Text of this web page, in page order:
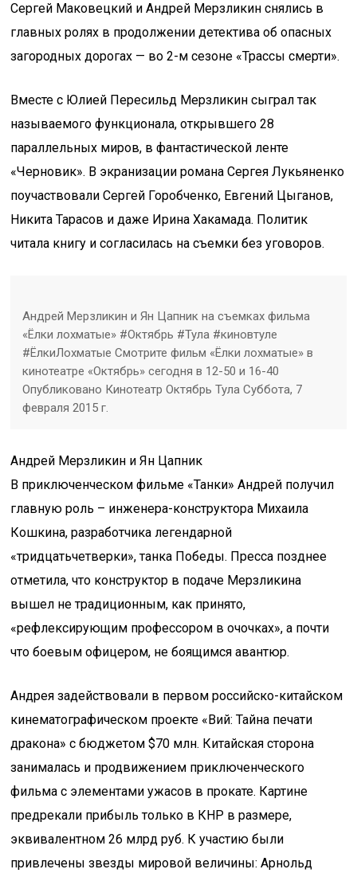
Сергей Маковецкий и Андрей Мерзликин снялись в
главных ролях в продолжении детектива об опасных
загородных дорогах — во 2-м сезоне «Трассы смерти».
Вместе с Юлией Пересильд Мерзликин сыграл так
называемого функционала, открывшего 28
параллельных миров, в фантастической ленте
«Черновик». В экранизации романа Сергея Лукьяненко
поучаствовали Сергей Горобченко, Евгений Цыганов,
Никита Тарасов и даже Ирина Хакамада. Политик
читала книгу и согласилась на съемки без уговоров.
Андрей Мерзликин и Ян Цапник на съемках фильма
«Ёлки лохматые» #Октябрь #Тула #киновтуле
#ЁлкиЛохматые Смотрите фильм «Ёлки лохматые» в
кинотеатре «Октябрь» сегодня в 12-50 и 16-40
Опубликовано Кинотеатр Октябрь Тула Суббота, 7
февраля 2015 г.
Андрей Мерзликин и Ян Цапник
В приключенческом фильме «Танки» Андрей получил
главную роль – инженера-конструктора Михаила
Кошкина, разработчика легендарной
«тридцатьчетверки», танка Победы. Пресса позднее
отметила, что конструктор в подаче Мерзликина
вышел не традиционным, как принято,
«рефлексирующим профессором в очочках», а почти
что боевым офицером, не боящимся авантюр.
Андрея задействовали в первом российско-китайском
кинематографическом проекте «Вий: Тайна печати
дракона» с бюджетом $70 млн. Китайская сторона
занималась и продвижением приключенческого
фильма с элементами ужасов в прокате. Картине
предрекали прибыль только в КНР в размере,
эквивалентном 26 млрд руб. К участию были
привлечены звезды мировой величины: Арнольд